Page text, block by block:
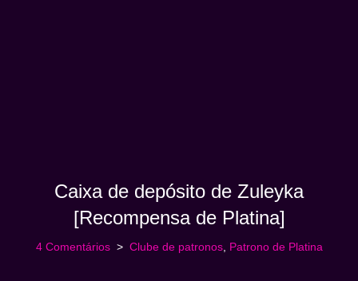
Caixa de depósito de Zuleyka
[Recompensa de Platina]
4 Comentários Clube de patronos, Patrono de Platina